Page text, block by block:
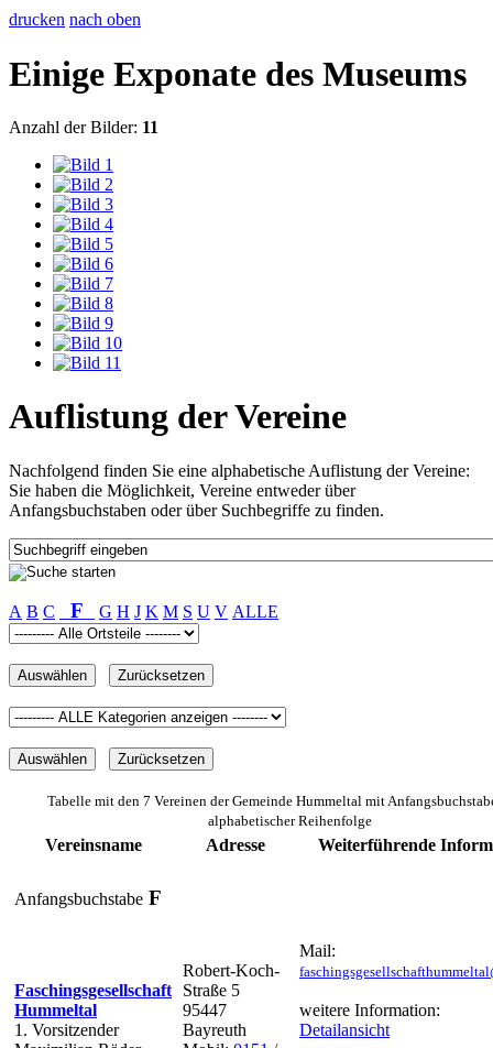
drucken nach oben
Einige Exponate des Museums
Anzahl der Bilder: 11
Auflistung der Vereine
Nachfolgend finden Sie eine alphabetische Auflistung der Vereine:
Sie haben die Möglichkeit, Vereine entweder über
Anfangsbuchstaben oder über Suchbegriffe zu finden.
A B C F G H J K M S U V ALLE
Tabelle mit den 7 Vereinen der Gemeinde Hummeltal mit
alphabetischer Reihenfolge
Vereinsname Adresse Weiterführende
Anfangsbuchstabe F
Faschingsgesellschaft
Hummeltal
1. Vorsitzender
Robert-Koch-
Straße 5
95447
Bayreuth
Mail:
weitere Information:
Detailansicht